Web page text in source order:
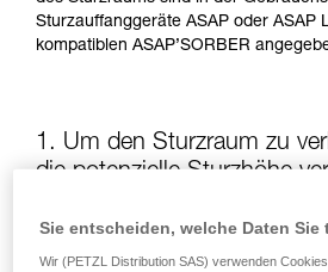
Sturzauffanggeräte ASAP oder ASAP
kompatiblen ASAP’SORBER
1. Um den Sturzraum zu
die potenzielle Sturzhöhe
Die Position des ASAP oder des ASAP
die anwendende Person beeinflusst
Sie entscheiden, welche Daten Sie
Wir (PETZL Distribution SAS) verwenden